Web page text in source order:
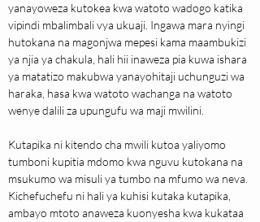
yanayoweza kutokea kwa watoto wadogo katika
vipindi mbalimbali vya ukuaji. Ingawa mara nyingi
hutokana na magonjwa mepesi kama maambukizi
ya njia ya chakula, hali hii inaweza pia kuwa ishara
ya matatizo makubwa yanayohitaji uchunguzi wa
haraka, hasa kwa watoto wachanga na watoto
wenye dalili za upungufu wa maji mwilini.
Kutapika ni kitendo cha mwili kutoa yaliyomo
tumboni kupitia mdomo kwa nguvu kutokana na
msukumo wa misuli ya tumbo na mfumo wa neva.
Kichefuchefu ni hali ya kuhisi kutaka kutapika,
ambayo mtoto anaweza kuonyesha kwa kukataa